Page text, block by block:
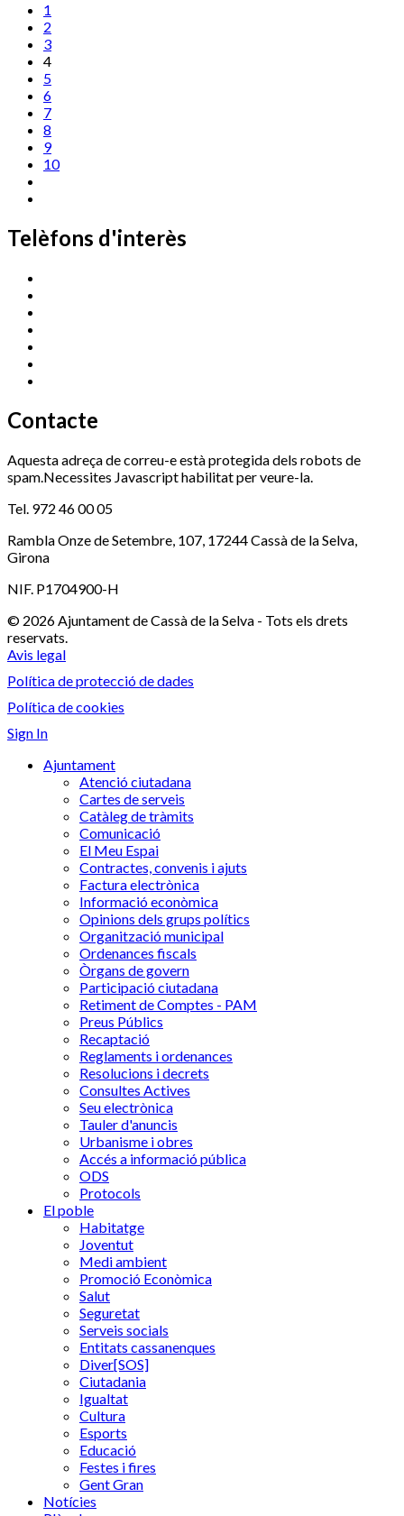
1
2
3
4
5
6
7
8
9
10
Telèfons d'interès
Contacte
Aquesta adreça de correu-e està protegida dels robots de
spam.Necessites Javascript habilitat per veure-la.
Tel. 972 46 00 05
Rambla Onze de Setembre, 107, 17244 Cassà de la Selva,
Girona
NIF. P1704900-H
© 2026 Ajuntament de Cassà de la Selva - Tots els drets
reservats.
Avis legal
Política de protecció de dades
Política de cookies
Sign In
Ajuntament
Atenció ciutadana
Cartes de serveis
Catàleg de tràmits
Comunicació
El Meu Espai
Contractes, convenis i ajuts
Factura electrònica
Informació econòmica
Opinions dels grups polítics
Organització municipal
Ordenances fiscals
Òrgans de govern
Participació ciutadana
Retiment de Comptes - PAM
Preus Públics
Recaptació
Reglaments i ordenances
Resolucions i decrets
Consultes Actives
Seu electrònica
Tauler d'anuncis
Urbanisme i obres
Accés a informació pública
ODS
Protocols
El poble
Habitatge
Joventut
Medi ambient
Promoció Econòmica
Salut
Seguretat
Serveis socials
Entitats cassanenques
Diver[SOS]
Ciutadania
Igualtat
Cultura
Esports
Educació
Festes i fires
Gent Gran
Notícies